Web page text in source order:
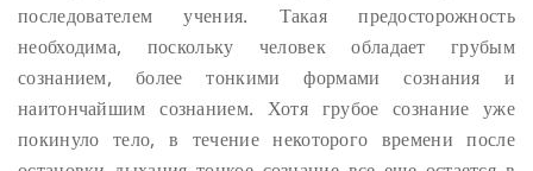
последователем учения. Такая предосторожность
необходима, поскольку человек обладает грубым
сознанием, более тонкими формами сознания и
наитончайшим сознанием. Хотя грубое сознание уже
покинуло тело, в течение некоторого времени после